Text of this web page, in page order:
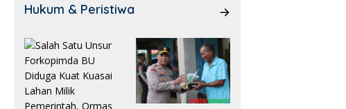
Hukum & Peristiwa